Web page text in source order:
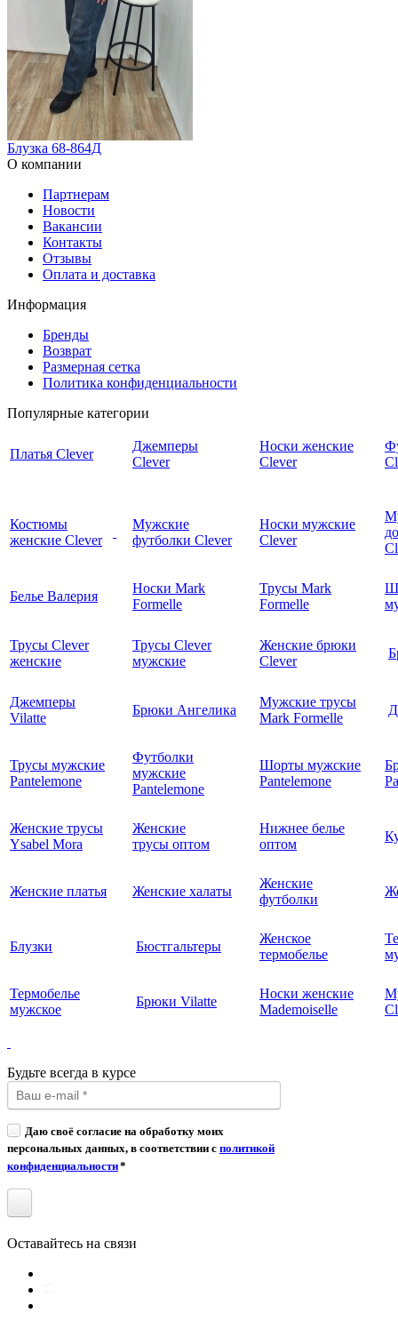
Блузка 68-864Д
О компании
Партнерам
Новости
Вакансии
Контакты
Отзывы
Оплата и доставка
Информация
Бренды
Возврат
Размерная сетка
Политика конфиденциальности
Популярные категории
Платья Clever
Джемперы
Clever
Носки женские
Clever
Костюмы
женские Clever
Мужские
футболки Clever
Носки мужские
Clever
Белье Валерия
Носки Mark
Formelle
Трусы Mark
Formelle
Трусы Clever
женские
Трусы Clever
мужские
Женские брюки
Clever
Джемперы
Vilatte
Брюки Ангелика
Мужские трусы
Mark Formelle
Трусы мужские
Pantelemone
Футболки
мужские
Pantelemone
Шорты мужские
Pantelemone
Женские трусы
Ysabel Mora
Женские
трусы оптом
Нижнее белье
оптом
Женские платья Женские халаты
Женские
футболки
Блузки Бюстгальтеры
Женское
термобелье
Термобелье
мужское
Брюки Vilatte
Носки женские
Mademoiselle
Будьте всегда в курсе
Даю своё согласие на обработку моих
персональных данных, в соответствии с политикой
конфиденциальности*
Оставайтесь на связи